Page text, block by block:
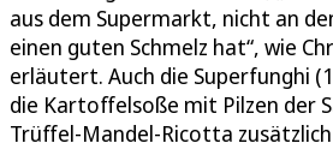
aus dem Supermarkt, nicht an
einen guten Schmelz hat“, wie
erläutert. Auch die Superfunghi
die Kartoffelsoße mit Pilzen der
Trüffel-Mandel-Ricotta